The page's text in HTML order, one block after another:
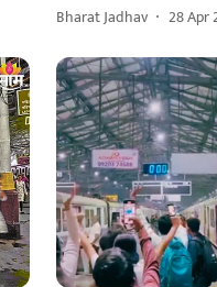
Bharat Jadhav 28 Apr